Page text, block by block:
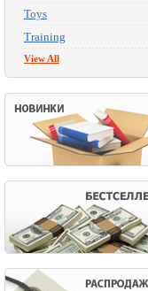
Toys
Training
View All